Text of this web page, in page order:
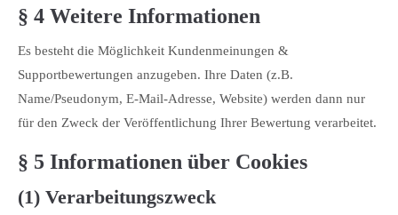
§ 4 Weitere Informationen
Es besteht die Möglichkeit Kundenmeinungen &
Supportbewertungen anzugeben. Ihre Daten (z.B.
Name/Pseudonym, E-Mail-Adresse, Website) werden dann nur
für den Zweck der Veröffentlichung Ihrer Bewertung verarbeitet.
§ 5 Informationen über Cookies
(1) Verarbeitungszweck